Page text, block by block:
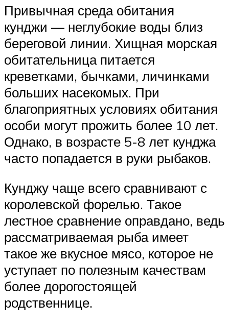
Привычная среда обитания
кунджи — неглубокие воды близ
береговой линии. Хищная морская
обитательница питается
креветками, бычками, личинками
больших насекомых. При
благоприятных условиях обитания
особи могут прожить более 10 лет.
Однако, в возрасте 5-8 лет кунджа
часто попадается в руки рыбаков.
Кунджу чаще всего сравнивают с
королевской форелью. Такое
лестное сравнение оправдано, ведь
рассматриваемая рыба имеет
такое же вкусное мясо, которое не
уступает по полезным качествам
более дорогостоящей
родственнице.